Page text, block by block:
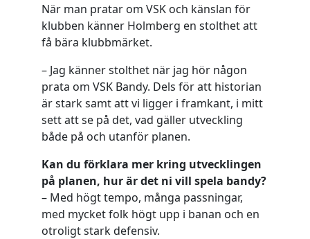
När man pratar om VSK och känslan för
klubben känner Holmberg en stolthet att
få bära klubbmärket.
– Jag känner stolthet när jag hör någon
prata om VSK Bandy. Dels för att historian
är stark samt att vi ligger i framkant, i mitt
sett att se på det, vad gäller utveckling
både på och utanför planen.
Kan du förklara mer kring utvecklingen
på planen, hur är det ni vill spela bandy?
– Med högt tempo, många passningar,
med mycket folk högt upp i banan och en
otroligt stark defensiv.